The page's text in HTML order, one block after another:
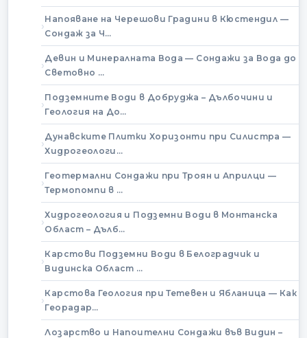
Напояване на Черешови Градини в Кюстендил —
Сондаж за Ч…
Девин и Минералната Вода — Сондажи за Вода до
Световно …
Подземните Води в Добруджа – Дълбочини и
Геология на До…
Дунавските Плитки Хоризонти при Силистра —
Хидрогеологи…
Геотермални Сондажи при Троян и Априлци —
Термопомпи в …
Хидрогеология и Подземни Води в Монтанска
Област – Дълб…
Карстови Подземни Води в Белоградчик и
Видинска Област …
Карстова Геология при Тетевен и Ябланица — Как
Георадар…
Лозарство и Напоителни Сондажи във Видин –